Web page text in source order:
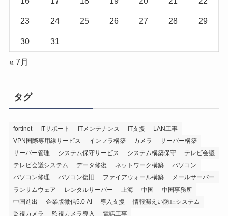
23 24 25 26 27 28 29
30 31
« 7月
タグ
fortinet ITサポート ITメンテナンス IT支援
LAN工事
VPN国際専用線サービス
インフラ構築 カメラ
サーバー構築
サーバー管理
システム保守サービス システム構築保守
テレビ会議
テレビ会議システム
データ修復 ネットワーク構築
パソコン
パソコン修理
パソコン復旧 ファイアウォール構築
メールサーバー
ランサムウェア
レンタルサーバー 上海 中国
中国事務所
中国進出
企業版微信5.0 AI 導入支援
情報漏えい防止システム
監視カメラ
監視カメラ導入 電話工事